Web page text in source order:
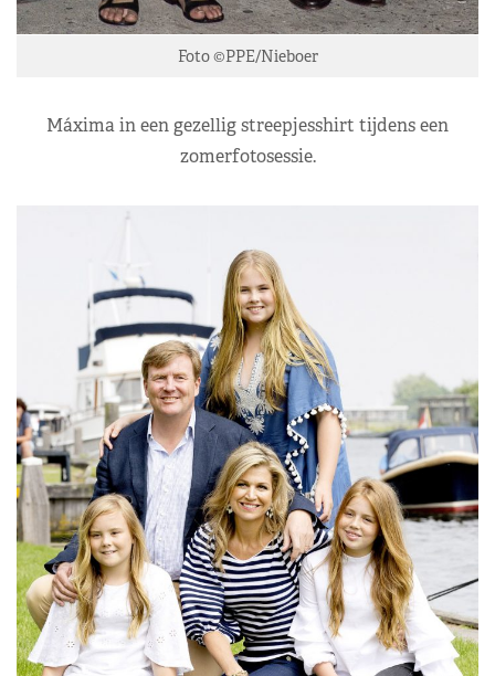
Foto ©PPE/Nieboer
Máxima in een gezellig streepjesshirt tijdens een
zomerfotosessie.